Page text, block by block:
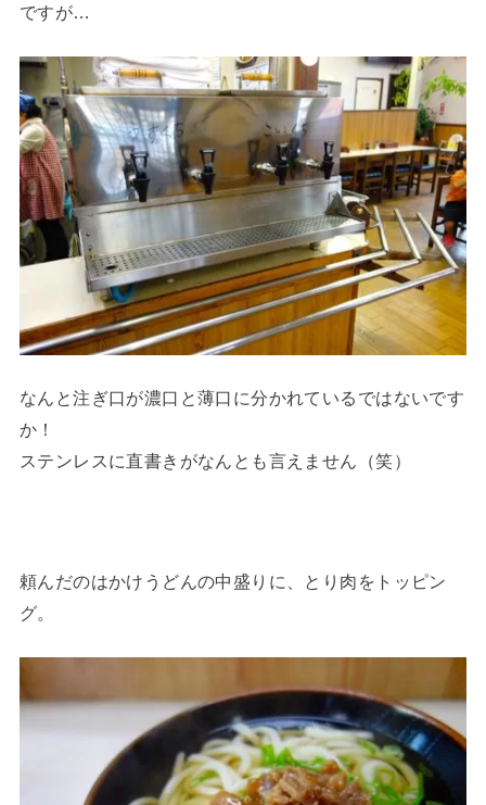
ですが…
なんと注ぎ口が濃口と薄口に分かれているではないです
か！
ステンレスに直書きがなんとも言えません（笑）
頼んだのはかけうどんの中盛りに、とり肉をトッピン
グ。